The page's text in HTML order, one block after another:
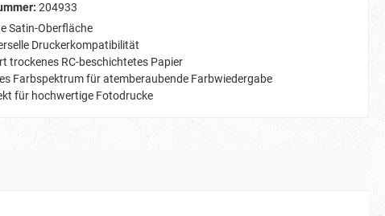
204933
Satin-Oberfläche
Druckerkompatibilität
trockenes RC-beschichtetes Papier
Farbspektrum für atemberaubende Farbwiedergabe
für hochwertige Fotodrucke